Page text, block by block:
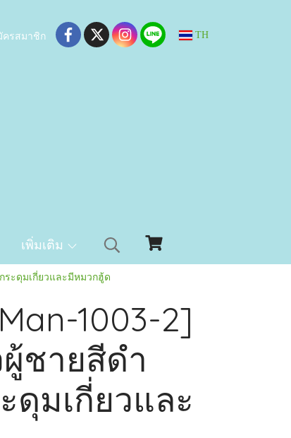
ครสมาชิก TH
เพิ่มเติม
ระดุมเกี่ยวและมีหมวกฮู้ด
1003-2]
ชายสีดำ
ดุมเกี่ยวและ